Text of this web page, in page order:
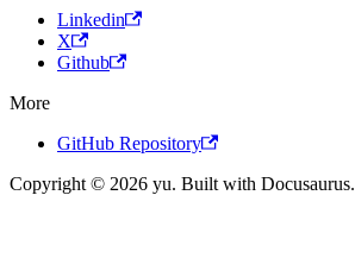
Linkedin
X
Github
More
GitHub Repository
Copyright © 2026 yu. Built with Docusaurus.